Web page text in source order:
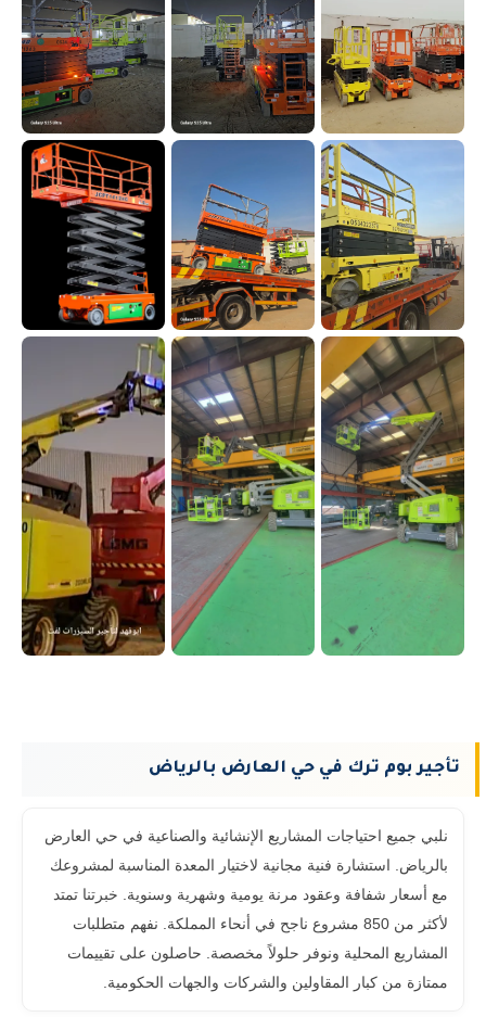
تأجير بوم ترك في حي العارض بالرياض
نلبي جميع احتياجات المشاريع الإنشائية والصناعية في حي العارض
بالرياض. استشارة فنية مجانية لاختيار المعدة المناسبة لمشروعك
مع أسعار شفافة وعقود مرنة يومية وشهرية وسنوية. خبرتنا تمتد
لأكثر من 850 مشروع ناجح في أنحاء المملكة. نفهم متطلبات
المشاريع المحلية ونوفر حلولاً مخصصة. حاصلون على تقييمات
ممتازة من كبار المقاولين والشركات والجهات الحكومية.